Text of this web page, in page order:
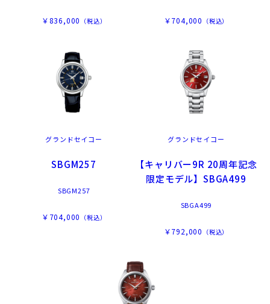
￥836,000 （税込） ￥704,000 （税込）
グランドセイコー
SBGM257
SBGM257
￥704,000 （税込）
グランドセイコー
【キャリバー9R 20周年記念
限定モデル】SBGA499
SBGA499
￥792,000 （税込）